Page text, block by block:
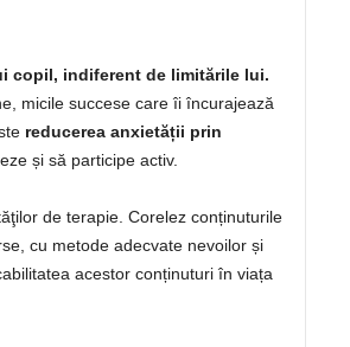
copil, indiferent de limitările lui.
micile succese care îi încurajează
reducerea anxietății prin
și să participe activ.
de terapie. Corelez conținuturile
cu metode adecvate nevoilor și
acestor conținuturi în viața